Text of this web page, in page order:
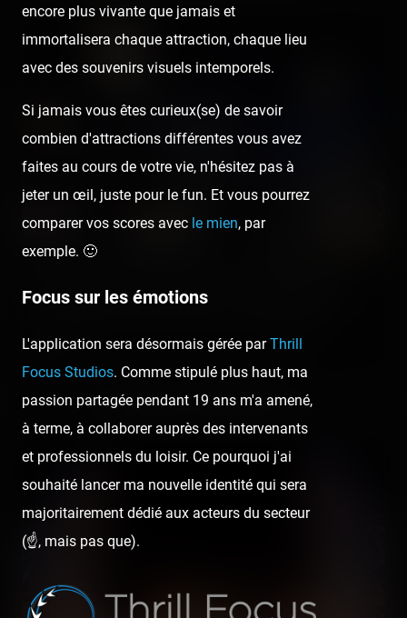
[SRLP 14/24] À Fos-sur-Mer, situé entre Arles et Marseille, on
Family…
Retrouvez la visite suivante :
encore plus vivante que jamais et
immortalisera chaque attraction, chaque lieu
avec des souvenirs visuels intemporels.
Si jamais vous êtes curieux(se) de savoir
combien d'attractions différentes vous avez
faites au cours de votre vie, n'hésitez pas à
jeter un œil, juste pour le fun. Et vous pourrez
comparer vos scores avec le mien, par
exemple. 🙂
Focus sur les émotions
L'application sera désormais gérée parThrill
Focus Studios. Comme stipulé plus haut, ma
passion partagée pendant 19 ans m'a amené,
à terme, à collaborer auprès des intervenants
et professionnels du loisir. Ce pourquoi j'ai
souhaité lancer ma nouvelle identité qui sera
majoritairement dédié aux acteurs du secteur
(☝️, mais pas que).